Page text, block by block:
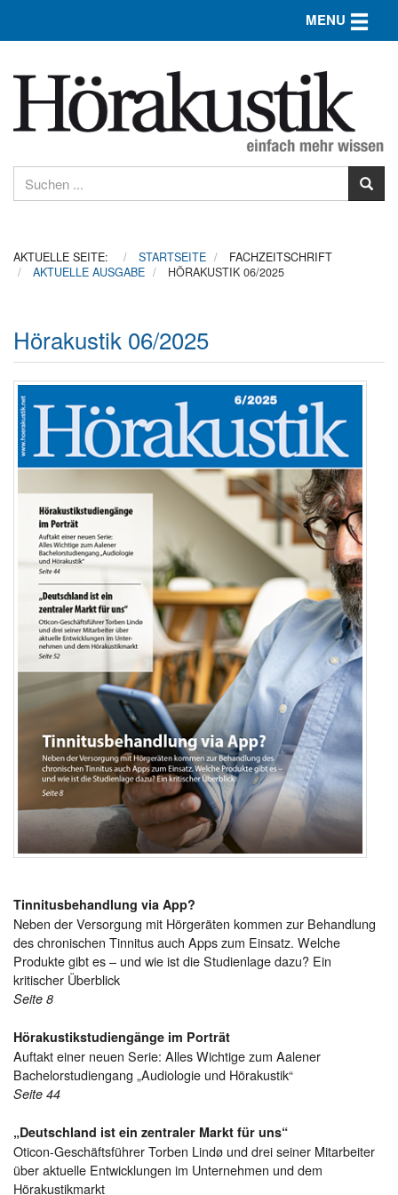
MENU Toggle
AKTUELLE SEITE: STARTSEITE
FACHZEITSCHRIFT
AKTUELLE AUSGABE
HÖRAKUSTIK 06/2025
Hörakustik 06/2025
Tinnitusbehandlung via App?
Neben der Versorgung mit Hörgeräten kommen zur Behandlung
des chronischen Tinnitus auch Apps zum Einsatz. Welche
Produkte gibt es – und wie ist die Studienlage dazu? Ein
kritischer Überblick
Seite 8
Hörakustikstudiengänge im Porträt
Auftakt einer neuen Serie: Alles Wichtige zum Aalener
Bachelorstudiengang „Audiologie und Hörakustik“
Seite 44
„Deutschland ist ein zentraler Markt für uns“
Oticon-Geschäftsführer Torben Lindø und drei seiner Mitarbeiter
über aktuelle Entwicklungen im Unternehmen und dem
Hörakustikmarkt